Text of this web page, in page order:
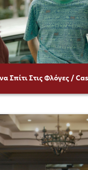
Σπίτι Στις Φλόγες /